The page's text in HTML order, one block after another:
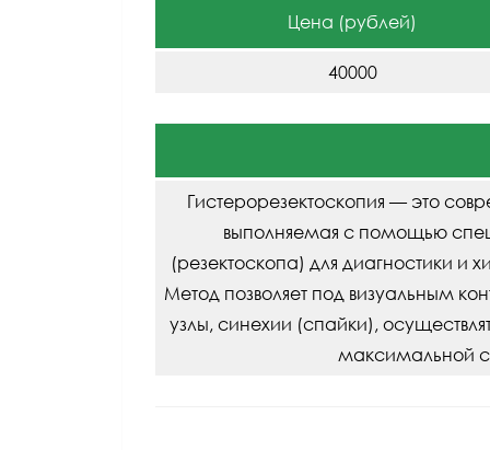
Цена (рублей)
40000
Гистерорезектоскопия — это
выполняемая с помощью
(резектоскопа) для диагностики и
Метод позволяет под визуальным
узлы, синехии (спайки),
максимальной